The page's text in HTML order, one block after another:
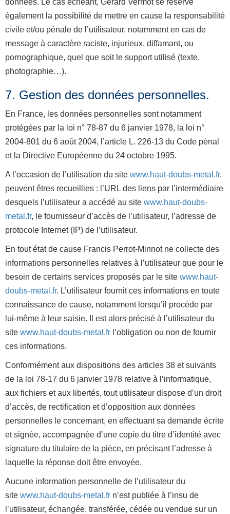
données. Le cas échéant, Gérard Vermot se réserve
également la possibilité de mettre en cause la responsabilité
civile et/ou pénale de l’utilisateur, notamment en cas de
message à caractère raciste, injurieux, diffamant, ou
pornographique, quel que soit le support utilisé (texte,
photographie…).
7. Gestion des données personnelles.
En France, les données personnelles sont notamment
protégées par la loi n° 78-87 du 6 janvier 1978, la loi n°
2004-801 du 6 août 2004, l’article L. 226-13 du Code pénal
et la Directive Européenne du 24 octobre 1995.
A l’occasion de l’utilisation du site www.haut-doubs-metal.fr,
peuvent êtres recueillies : l’URL des liens par l’intermédiaire
desquels l’utilisateur a accédé au site www.haut-doubs-
metal.fr, le fournisseur d’accès de l’utilisateur, l’adresse de
protocole Internet (IP) de l’utilisateur.
En tout état de cause Francis Perrot-Minnot ne collecte des
informations personnelles relatives à l’utilisateur que pour le
besoin de certains services proposés par le site www.haut-
doubs-metal.fr. L’utilisateur fournit ces informations en toute
connaissance de cause, notamment lorsqu’il procède par
lui-même à leur saisie. Il est alors précisé à l’utilisateur du
site www.haut-doubs-metal.fr l’obligation ou non de fournir
ces informations.
Conformément aux dispositions des articles 38 et suivants
de la loi 78-17 du 6 janvier 1978 relative à l’informatique,
aux fichiers et aux libertés, tout utilisateur dispose d’un droit
d’accès, de rectification et d’opposition aux données
personnelles le concernant, en effectuant sa demande écrite
et signée, accompagnée d’une copie du titre d’identité avec
signature du titulaire de la pièce, en précisant l’adresse à
laquelle la réponse doit être envoyée.
Aucune information personnelle de l’utilisateur du
site www.haut-doubs-metal.fr n’est publiée à l’insu de
l’utilisateur, échangée, transférée, cédée ou vendue sur un